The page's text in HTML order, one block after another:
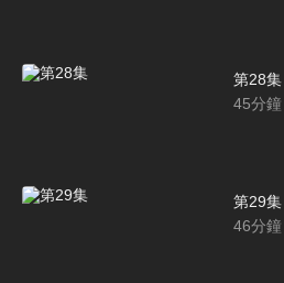
第28集
45分鐘
第29集
46分鐘